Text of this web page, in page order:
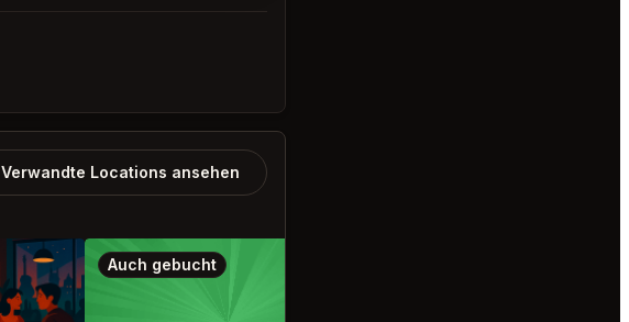
Verwandte Locations ansehen
Auch gebucht